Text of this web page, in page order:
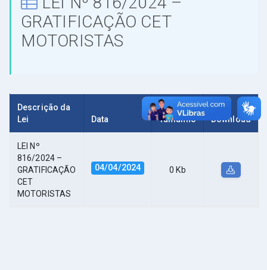
GRATIFICAÇÃO CET
MOTORISTAS
Descrição da
Lei
Data Tamanho Download
LEI Nº
816/2024 –
GRATIFICAÇÃO
CET
MOTORISTAS
04/04/2024 0 Kb